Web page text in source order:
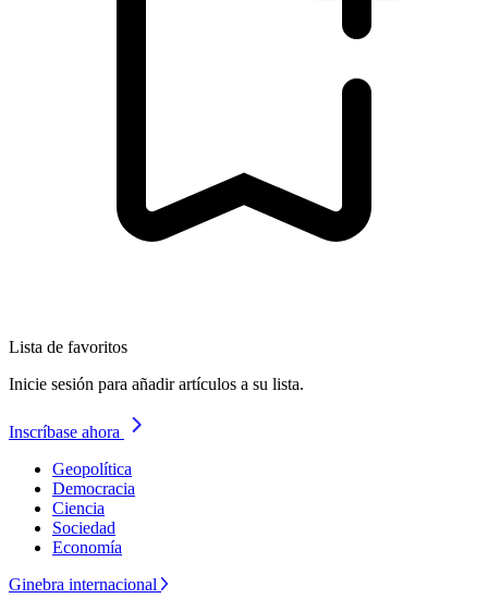
Lista de favoritos
Inicie sesión para añadir artículos a su lista.
Inscríbase ahora
Geopolítica
Democracia
Ciencia
Sociedad
Economía
Ginebra internacional